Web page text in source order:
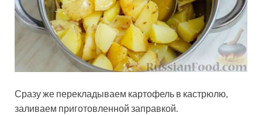
Сразу же перекладываем картофель в кастрюлю,
заливаем приготовленной заправкой.